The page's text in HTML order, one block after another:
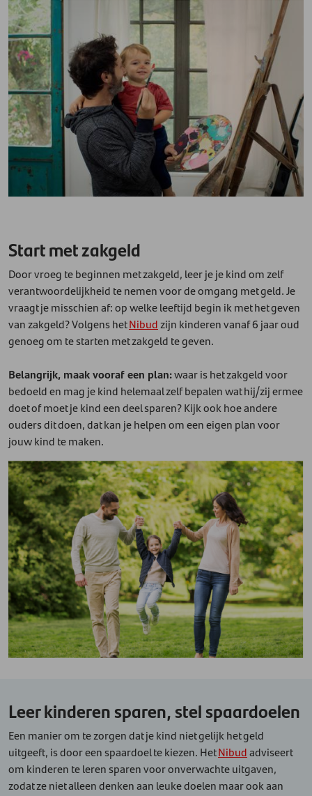
Start met zakgeld
Door vroeg te beginnen met zakgeld, leer je je kind om zelf
verantwoordelijkheid te nemen voor de omgang met geld. Je
vraagt je misschien af: op welke leeftijd begin ik met het geven
van zakgeld? Volgens hetNibudzijn kinderen vanaf 6 jaar oud
genoeg om te starten met zakgeld te geven.
Belangrijk, maak vooraf een plan:waar is het zakgeld voor
bedoeld en mag je kind helemaal zelf bepalen wat hij/zij ermee
doet of moet je kind een deel sparen? Kijk ook hoe andere
ouders dit doen, dat kan je helpen om een eigen plan voor
jouw kind te maken.
Leer kinderen sparen, stel spaardoelen
Een manier om te zorgen dat je kind niet gelijk het geld
uitgeeft, is door een spaardoel te kiezen. HetNibudadviseert
om kinderen te leren sparen voor onverwachte uitgaven,
zodat ze niet alleen denken aan leuke doelen maar ook aan